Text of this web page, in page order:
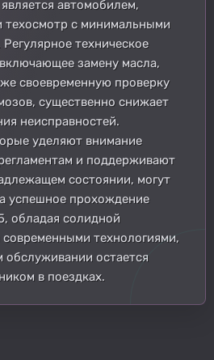
автомобилем,
техосмотр с минимальными
техническое
замену масла,
своевременную проверку
существенно снижает
неисправностей.
уделяют внимание
и поддерживают
состоянии, могут
успешное прохождение
обладая солидной
современными технологиями,
обслуживании остается
в поездках.